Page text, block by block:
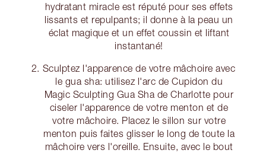
hydratant miracle est réputé pour ses effets
lissants et repulpants; il donne à la peau un
éclat magique et un effet coussin et liftant
instantané!
Sculptez l'apparence de votre mâchoire avec
le gua sha: utilisez l'arc de Cupidon du
Magic Sculpting Gua Sha de Charlotte pour
ciseler l'apparence de votre menton et de
votre mâchoire. Placez le sillon sur votre
menton puis faites glisser le long de toute la
mâchoire vers l'oreille. Ensuite, avec le bout